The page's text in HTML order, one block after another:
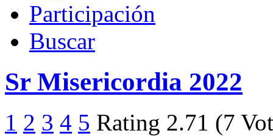
Participación
Buscar
Sr Misericordia 2022
1 2 3 4 5 Rating 2.71 (7